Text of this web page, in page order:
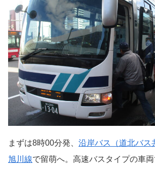
まずは8時00分発、 沿岸バス（道北バス
旭川線で留萌へ。高速バスタイプの車